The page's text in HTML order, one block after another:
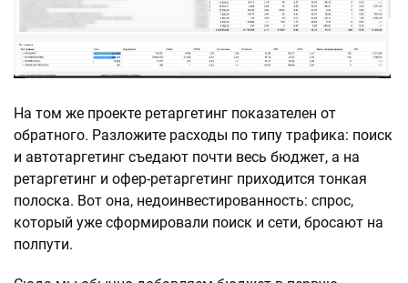
На том же проекте ретаргетинг показателен от
обратного. Разложите расходы по типу трафика: поиск
и автотаргетинг съедают почти весь бюджет, а на
ретаргетинг и офер-ретаргетинг приходится тонкая
полоска. Вот она, недоинвестированность: спрос,
который уже сформировали поиск и сети, бросают на
полпути.